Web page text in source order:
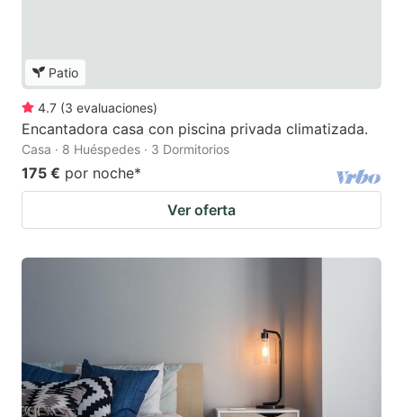
Patio
4.7 (3 evaluaciones)
Encantadora casa con piscina privada climatizada.
Casa · 8 Huéspedes · 3 Dormitorios
175 € por noche*
Ver oferta